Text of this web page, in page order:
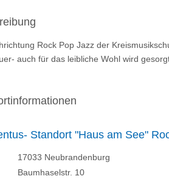
Rock Pop Jazz der
auch für das leibliche Wohl wird
Standort "Haus am See"
17033 Neubrandenburg
Baumhaselstr. 10